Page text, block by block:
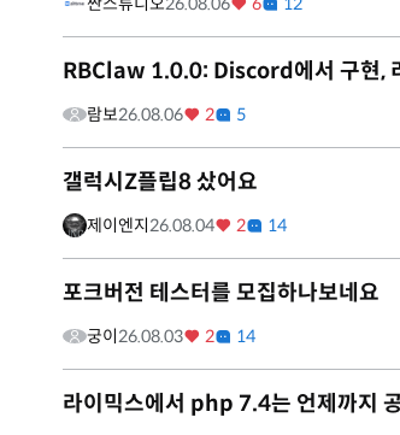
RBClaw 1.0.0: Discord에서 구현,
람보26.08.06 2 5
갤럭시Z플립8 샀어요
제이엔지26.08.04 2 14
포크버전 테스터를 모집하나보네요
궁이26.08.03 2 14
라이믹스에서 php 7.4는 언제까지